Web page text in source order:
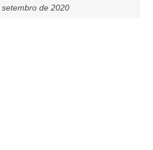
de 2020